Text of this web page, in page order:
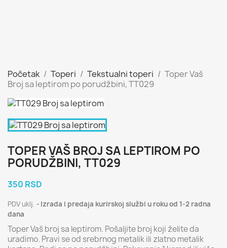
Početak Toperi Tekstualni toperi
Toper Vaš
Broj sa leptirom po porudžbini, TT029
TOPER VAŠ BROJ SA LEPTIROM PO
PORUDŽBINI, TT029
350 RSD
PDV uklj.
Izrada i predaja kurirskoj službi u roku od 1-2 radna
dana
Toper Vaš broj sa leptirom. Pošaljite broj koji želite da
uradimo. Pravi se od srebrnog metalik ili zlatno metalik